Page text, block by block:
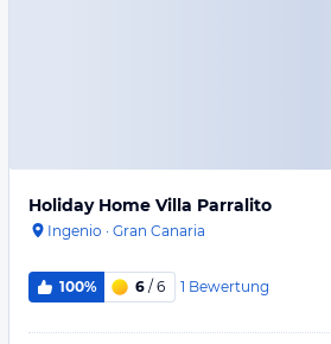
Holiday Home Villa Parralito
Ingenio · Gran Canaria
100% 6 / 6 1 Bewertung